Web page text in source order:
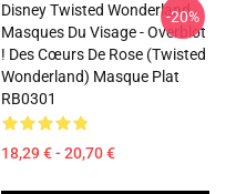
Disney Twisted Wonderland
Masques Du Visage - Overblot
! Des Cœurs De Rose (Twisted
Wonderland) Masque Plat
RB0301
18,29 € - 20,70 €
-20%